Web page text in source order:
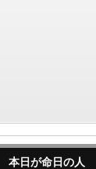
本日が命日の人